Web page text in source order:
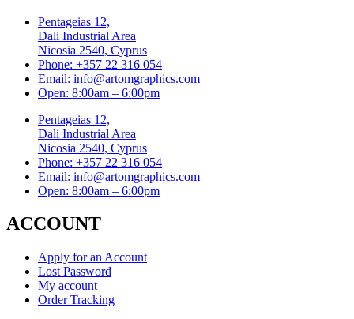
Pentageias 12,
Dali Industrial Area
Nicosia 2540, Cyprus
Phone: +357 22 316 054
Email: info@artomgraphics.com
Open: 8:00am – 6:00pm
Pentageias 12,
Dali Industrial Area
Nicosia 2540, Cyprus
Phone: +357 22 316 054
Email: info@artomgraphics.com
Open: 8:00am – 6:00pm
ACCOUNT
Apply for an Account
Lost Password
My account
Order Tracking